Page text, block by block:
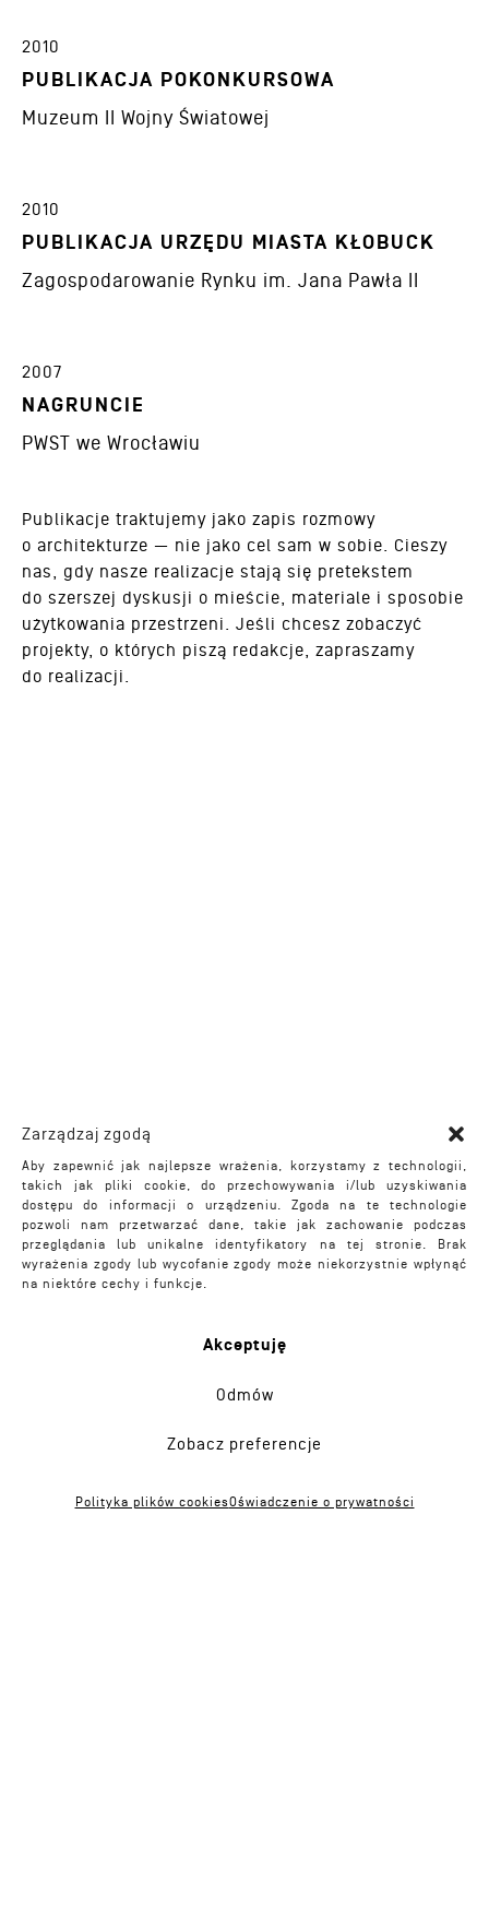
Zarządzaj zgodą
Aby zapewnić jak najlepsze wrażenia, korzystamy z technologii,
takich jak pliki cookie, do przechowywania i/lub uzyskiwania
dostępu do informacji o urządzeniu. Zgoda na te technologie
pozwoli nam przetwarzać dane, takie jak zachowanie podczas
przeglądania lub unikalne identyfikatory na tej stronie. Brak
wyrażenia zgody lub wycofanie zgody może niekorzystnie wpłynąć
na niektóre cechy i funkcje.
Akceptuję
Odmów
Zobacz preferencje
Polityka plików cookiesOświadczenie o prywatności
2010
PUBLIKACJA POKONKURSOWA
Muzeum II Wojny Światowej
2010
PUBLIKACJA URZĘDU MIASTA KŁOBUCK
Zagospodarowanie Rynku im. Jana Pawła II
2007
NAGRUNCIE
PWST we Wrocławiu
Publikacje traktujemy jako zapis rozmowy
o architekturze — nie jako cel sam w sobie. Cieszy
nas, gdy nasze realizacje stają się pretekstem
do szerszej dyskusji o mieście, materiale i sposobie
użytkowania przestrzeni. Jeśli chcesz zobaczyć
projekty, o których piszą redakcje, zapraszamy
do realizacji.